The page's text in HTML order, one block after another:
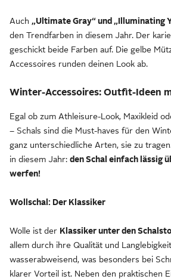
Auch „Ultimate Gray“ und „Illuminating
den Trendfarben in diesem Jahr. Der
geschickt beide Farben auf. Die gelbe
Accessoires runden deinen Look ab.
Winter-Accessoires: Outfit-Ideen
Egal ob zum Athleisure-Look, Maxikleid
– Schals sind die Must-haves für den
ganz unterschiedliche Arten, sie zu
in diesem Jahr: den Schal einfach lässig
werfen!
Wollschal: Der Klassiker
Wolle ist der Klassiker unter den
allem durch ihre Qualität und
wasserabweisend, was besonders bei
klarer Vorteil ist. Neben den praktischen